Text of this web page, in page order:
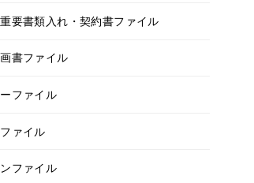
要書類入れ・契約書ファイル
書ファイル
ファイル
ァイル
ファイル